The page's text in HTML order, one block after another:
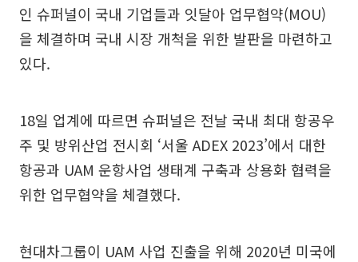
인 슈퍼널이 국내 기업들과 잇달아 업무협약(MOU)
을 체결하며 국내 시장 개척을 위한 발판을 마련하고
있다.
18일 업계에 따르면 슈퍼널은 전날 국내 최대 항공우
주 및 방위산업 전시회 ‘서울 ADEX 2023’에서 대한
항공과 UAM 운항사업 생태계 구축과 상용화 협력을
위한 업무협약을 체결했다.
현대차그룹이 UAM 사업 진출을 위해 2020년 미국에